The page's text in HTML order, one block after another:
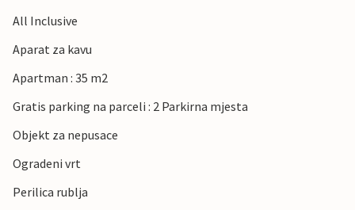
All Inclusive
Aparat za kavu
Apartman : 35 m2
Gratis parking na parceli : 2 Parkirna mjesta
Objekt za nepusace
Ogradeni vrt
Perilica rublja